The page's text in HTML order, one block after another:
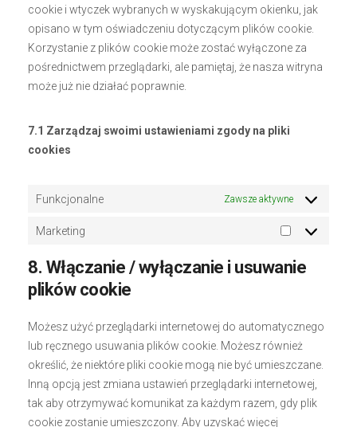
cookie i wtyczek wybranych w wyskakującym okienku, jak
opisano w tym oświadczeniu dotyczącym plików cookie.
Korzystanie z plików cookie może zostać wyłączone za
pośrednictwem przeglądarki, ale pamiętaj, że nasza witryna
może już nie działać poprawnie.
7.1 Zarządzaj swoimi ustawieniami zgody na pliki
cookies
Funkcjonalne Zawsze aktywne
Marketing
Marketing
8. Włączanie / wyłączanie i usuwanie
plików cookie
Możesz użyć przeglądarki internetowej do automatycznego
lub ręcznego usuwania plików cookie. Możesz również
określić, że niektóre pliki cookie mogą nie być umieszczane.
Inną opcją jest zmiana ustawień przeglądarki internetowej,
tak aby otrzymywać komunikat za każdym razem, gdy plik
cookie zostanie umieszczony. Aby uzyskać więcej